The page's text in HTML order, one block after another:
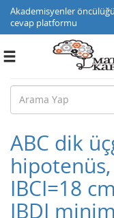
Akademisyenler
cevap platformu
Toggle
ABC dik
IBCI=18
IBDI